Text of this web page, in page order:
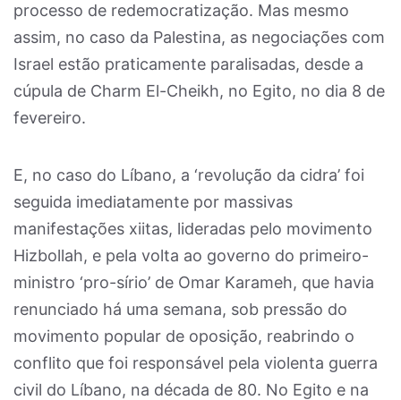
processo de redemocratização. Mas mesmo
assim, no caso da Palestina, as negociações com
Israel estão praticamente paralisadas, desde a
cúpula de Charm El-Cheikh, no Egito, no dia 8 de
fevereiro.
E, no caso do Líbano, a ‘revolução da cidra’ foi
seguida imediatamente por massivas
manifestações xiitas, lideradas pelo movimento
Hizbollah, e pela volta ao governo do primeiro-
ministro ‘pro-sírio’ de Omar Karameh, que havia
renunciado há uma semana, sob pressão do
movimento popular de oposição, reabrindo o
conflito que foi responsável pela violenta guerra
civil do Líbano, na década de 80. No Egito e na